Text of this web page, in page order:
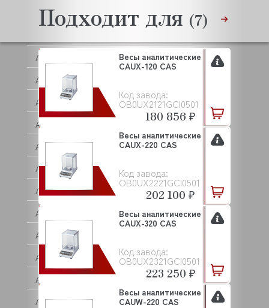
ANIMO
ANVIL
APACH
APS
AQUA
ARISTARCO
ARKTO
ARTHERMO
ASCASO
ASCO
ASCOBLOC
ASCON TECNOLOGIC
ASF/THOMAS
Подходит для (7)
Код завода:
OB0UX2121GCI0501
Весы аналитические
CAUX-120 CAS
180 856 ₽
Код завода:
OB0UX2221GCI0501
Весы аналитические
CAUX-220 CAS
202 100 ₽
Код завода:
OB0UX2321GCI0501
Весы аналитические
CAUX-320 CAS
223 250 ₽
Весы аналитические
CAUW-220 CAS